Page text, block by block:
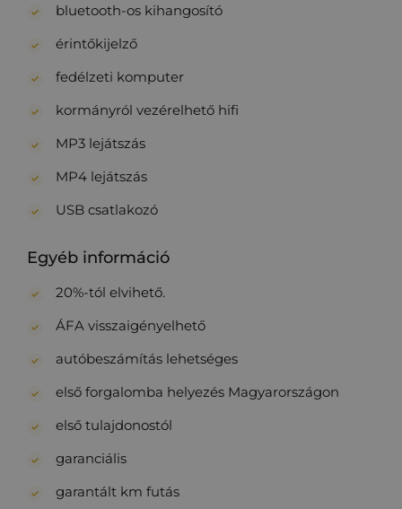
bluetooth-os kihangosító
érintőkijelző
fedélzeti komputer
kormányról vezérelhető hifi
MP3 lejátszás
MP4 lejátszás
USB csatlakozó
Egyéb információ
20%-tól elvihető.
ÁFA visszaigényelhető
autóbeszámítás lehetséges
első forgalomba helyezés Magyarországon
első tulajdonostól
garanciális
garantált km futás